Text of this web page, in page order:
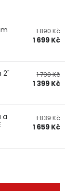
nářadí
1 890 Kč
1 699 Kč
2"
1 790 Kč
1 399 Kč
a
1 839 Kč
1 659 Kč